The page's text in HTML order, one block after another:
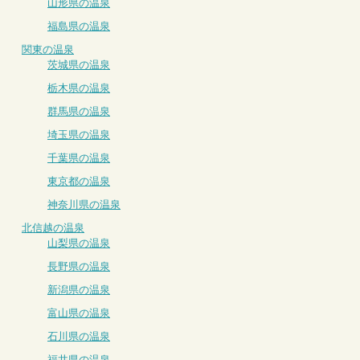
山形県の温泉
福島県の温泉
関東の温泉
茨城県の温泉
栃木県の温泉
群馬県の温泉
埼玉県の温泉
千葉県の温泉
東京都の温泉
神奈川県の温泉
北信越の温泉
山梨県の温泉
長野県の温泉
新潟県の温泉
富山県の温泉
石川県の温泉